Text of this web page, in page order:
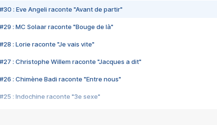
#30 : Eve Angeli raconte "Avant de partir"
#29 : MC Solaar raconte "Bouge de là"
#28 : Lorie raconte "Je vais vite"
#27 : Christophe Willem raconte "Jacques a dit"
#26 : Chimène Badi raconte "Entre nous"
#25 : Indochine raconte "3e sexe"